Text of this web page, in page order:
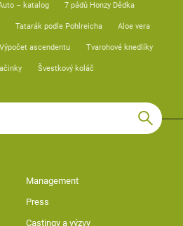
– katalog 7 pádů Honzy Dědka
Tatarák podle Pohlreicha Aloe vera
Výpočet ascendentu Tvarohové knedlíky
Švestkový koláč
Management
Press
Castingy a výzvy